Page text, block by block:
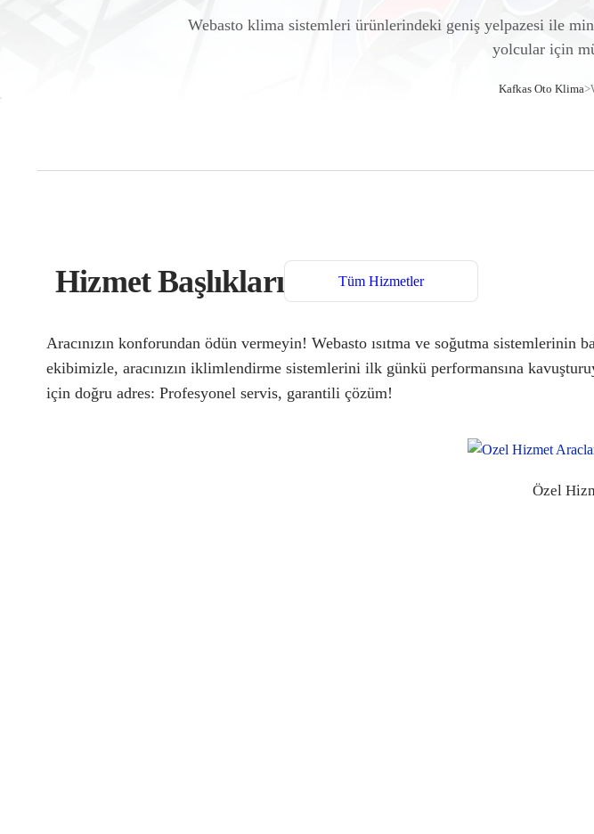
Kafkas Oto Klima>
Webasto klima sistemleri ürünlerindeki geniş yelpazesi ile
yolcular için
Hizmet Başlıkları Tüm Hizmetler
Aracınızın konforundan ödün vermeyin! Webasto ısıtma ve soğutma
ekibimizle, aracınızın iklimlendirme sistemlerini ilk günkü performansına
için doğru adres: Profesyonel servis, garantili çözüm!
Özel